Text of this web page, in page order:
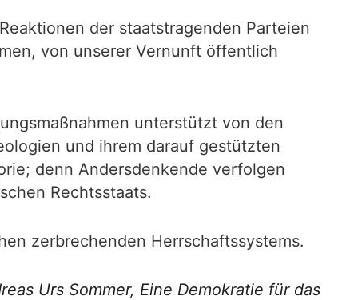
der staatstragenden Parteien
von unserer Vernunft öffentlich
unterstützt von den
und ihrem darauf gestützten
denn Andersdenkende verfolgen
Rechtsstaats.
zerbrechenden Herrschaftssystems.
Urs Sommer, Eine Demokratie für das